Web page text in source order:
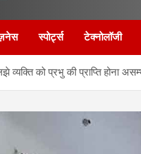
स्पोर्ट्स टेक्नोलॉजी
व्‍यक्ति को प्रभु की प्राप्ति होना